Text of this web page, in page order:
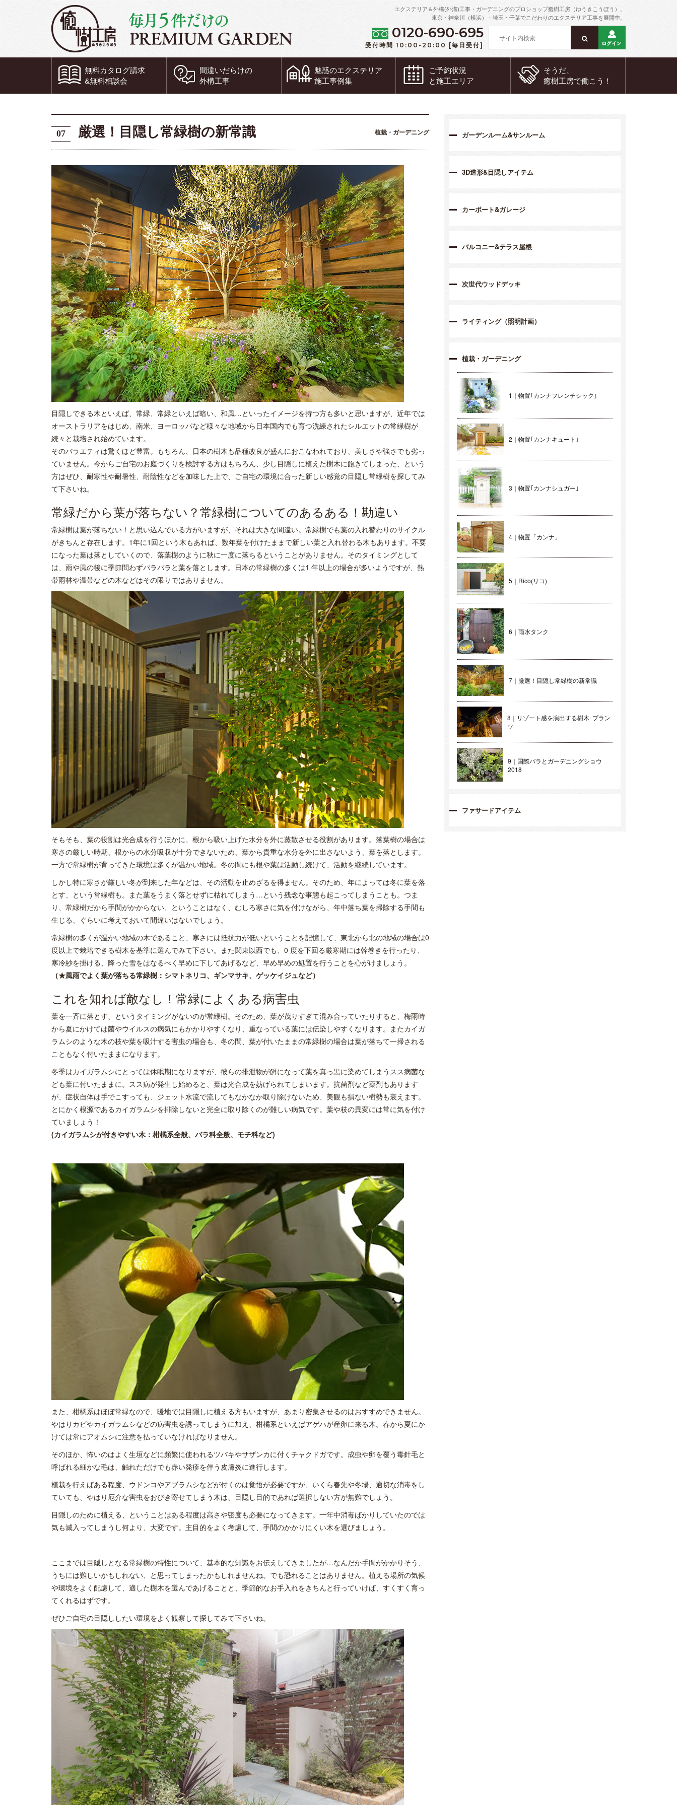
エクステリア＆外構(外溝)工事・ガーデニングのプロショップ癒樹工房（ゆうきこうぼう）。
東京・神奈川（横浜）・埼玉・千葉でこだわりのエクステリア工事を展開中。
0120-690-695
受付時間 10:00-20:00 [毎日受付]
無料カタログ請求
&無料相談会
間違いだらけの
外構工事
魅惑のエクステリア
施工事例集
ご予約状況
と施工エリア
そうだ、
癒樹工房で働こう！
07 厳選！目隠し常緑樹の新常識 植栽・ガーデニング
目隠しできる木といえば、常緑、常緑といえば暗い、和風…といったイメージを持つ方も多いと思いますが、近年では
オーストラリアをはじめ、南米、ヨーロッパなど様々な地域から日本国内でも育つ洗練されたシルエットの常緑樹が
続々と栽培され始めています。
そのバラエティは驚くほど豊富。もちろん、日本の樹木も品種改良が盛んにおこなわれており、美しさや強さでも劣っ
ていません。今からご自宅のお庭づくりを検討する方はもちろん、少し目隠しに植えた樹木に飽きてしまった、という
方はぜひ、耐寒性や耐暑性、耐陰性などを加味した上で、ご自宅の環境に合った新しい感覚の目隠し常緑樹を探してみ
て下さいね。
常緑だから葉が落ちない？常緑樹についてのあるある！勘違い
常緑樹は葉が落ちない！と思い込んでいる方がいますが、それは大きな間違い。常緑樹でも葉の入れ替わりのサイクル
がきちんと存在します。1年に1回という木もあれば、数年葉を付けたままで新しい葉と入れ替わる木もあります。不要
になった葉は落としていくので、落葉樹のように秋に一度に落ちるということがありません。そのタイミングとして
は、雨や風の後に季節問わずパラパラと葉を落とします。日本の常緑樹の多くは1 年以上の場合が多いようですが、熱
帯雨林や温帯などの木などはその限りではありません。
そもそも、葉の役割は光合成を行うほかに、根から吸い上げた水分を外に蒸散させる役割があります。落葉樹の場合は
寒さの厳しい時期、根からの水分吸収が十分できないため、葉から貴重な水分を外に出さないよう、葉を落とします。
一方で常緑樹が育ってきた環境は多くが温かい地域。冬の間にも根や葉は活動し続けて、活動を継続しています。
しかし特に寒さが厳しい冬が到来した年などは、その活動を止めざるを得ません。そのため、年によっては冬に葉を落
とす、という常緑樹も。また葉をうまく落とせずに枯れてしまう…という残念な事態も起こってしまうことも。つま
り、常緑樹だから手間がかからない、ということはなく、むしろ寒さに気を付けながら、年中落ち葉を掃除する手間も
生じる、ぐらいに考えておいて間違いはないでしょう。
常緑樹の多くが温かい地域の木であること、寒さには抵抗力が低いということを記憶して、東北から北の地域の場合は0
度以上で栽培できる樹木を基準に選んでみて下さい。また関東以西でも、0 度を下回る厳寒期には幹巻きを行ったり、
寒冷紗を掛ける、降った雪をはなるべく早めに下してあげるなど、早め早めの処置を行うことを心がけましょう。
（★風雨でよく葉が落ちる常緑樹：シマトネリコ、ギンマサキ、ゲッケイジュなど）
これを知れば敵なし！常緑によくある病害虫
葉を一斉に落とす、というタイミングがないのが常緑樹。そのため、葉が茂りすぎて混み合っていたりすると、梅雨時
から夏にかけては菌やウイルスの病気にもかかりやすくなり、重なっている葉には伝染しやすくなります。またカイガ
ラムシのような木の枝や葉を吸汁する害虫の場合も、冬の間、葉が付いたままの常緑樹の場合は葉が落ちて一掃される
こともなく付いたままになります。
冬季はカイガラムシにとっては休眠期になりますが、彼らの排泄物が餌になって葉を真っ黒に染めてしまうスス病菌な
ども葉に付いたままに。スス病が発生し始めると、葉は光合成を妨げられてしまいます。抗菌剤など薬剤もあります
が、症状自体は手でこすっても、ジェット水流で流してもなかなか取り除けないため、美観も損ない樹勢も衰えます。
とにかく根源であるカイガラムシを排除しないと完全に取り除くのが難しい病気です。葉や枝の異変には常に気を付け
ていましょう！
(カイガラムシが付きやすい木：柑橘系全般、バラ科全般、モチ科など)
また、柑橘系はほぼ常緑なので、暖地では目隠しに植える方もいますが、あまり密集させるのはおすすめできません。
やはりカビやカイガラムシなどの病害虫を誘ってしまうに加え、柑橘系といえばアゲハが産卵に来る木。春から夏にか
けては常にアオムシに注意を払っていなければなりません。
そのほか、怖いのはよく生垣などに頻繁に使われるツバキやサザンカに付くチャクドガです。成虫や卵を覆う毒針毛と
呼ばれる細かな毛は、触れただけでも赤い発疹を伴う皮膚炎に進行します。
植栽を行えばある程度、ウドンコやアブラムシなどが付くのは覚悟が必要ですが、いくら春先や冬場、適切な消毒をし
ていても、やはり厄介な害虫をおびき寄せてしまう木は、目隠し目的であれば選択しない方が無難でしょう。
目隠しのために植える、ということはある程度は高さや密度も必要になってきます。一年中消毒ばかりしていたのでは
気も滅入ってしまうし何より、大変です。主目的をよく考慮して、手間のかかりにくい木を選びましょう。
ここまでは目隠しとなる常緑樹の特性について、基本的な知識をお伝えしてきましたが…なんだか手間がかかりそう、
うちには難しいかもしれない、と思ってしまったかもしれませんね。でも恐れることはありません。植える場所の気候
や環境をよく配慮して、適した樹木を選んであげることと、季節的なお手入れをきちんと行っていけば、すくすく育っ
てくれるはずです。
ぜひご自宅の目隠ししたい環境をよく観察して探してみて下さいね。
ガーデンルーム&サンルーム
3D造形&目隠しアイテム
カーポート&ガレージ
バルコニー&テラス屋根
次世代ウッドデッキ
ライティング（照明計画）
植栽・ガーデニング
1｜物置｢カンナフレンチシック｣
2｜物置｢カンナキュート｣
3｜物置｢カンナシュガー｣
4｜物置「カンナ」
5｜Rico(リコ)
6｜雨水タンク
7｜厳選！目隠し常緑樹の新常識
8｜リゾート感を演出する樹木･プラン
ツ
9｜国際バラとガーデニングショウ
2018
ファサードアイテム